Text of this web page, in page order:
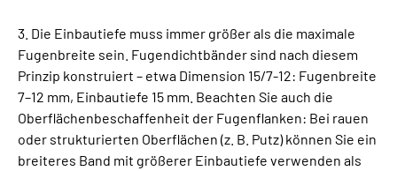
3. Die Einbautiefe muss immer größer als die maximale
Fugenbreite sein. Fugendichtbänder sind nach diesem
Prinzip konstruiert – etwa Dimension 15/7-12: Fugenbreite
7–12 mm, Einbautiefe 15 mm. Beachten Sie auch die
Oberflächenbeschaffenheit der Fugenflanken: Bei rauen
oder strukturierten Oberflächen (z. B. Putz) können Sie ein
breiteres Band mit größerer Einbautiefe verwenden als